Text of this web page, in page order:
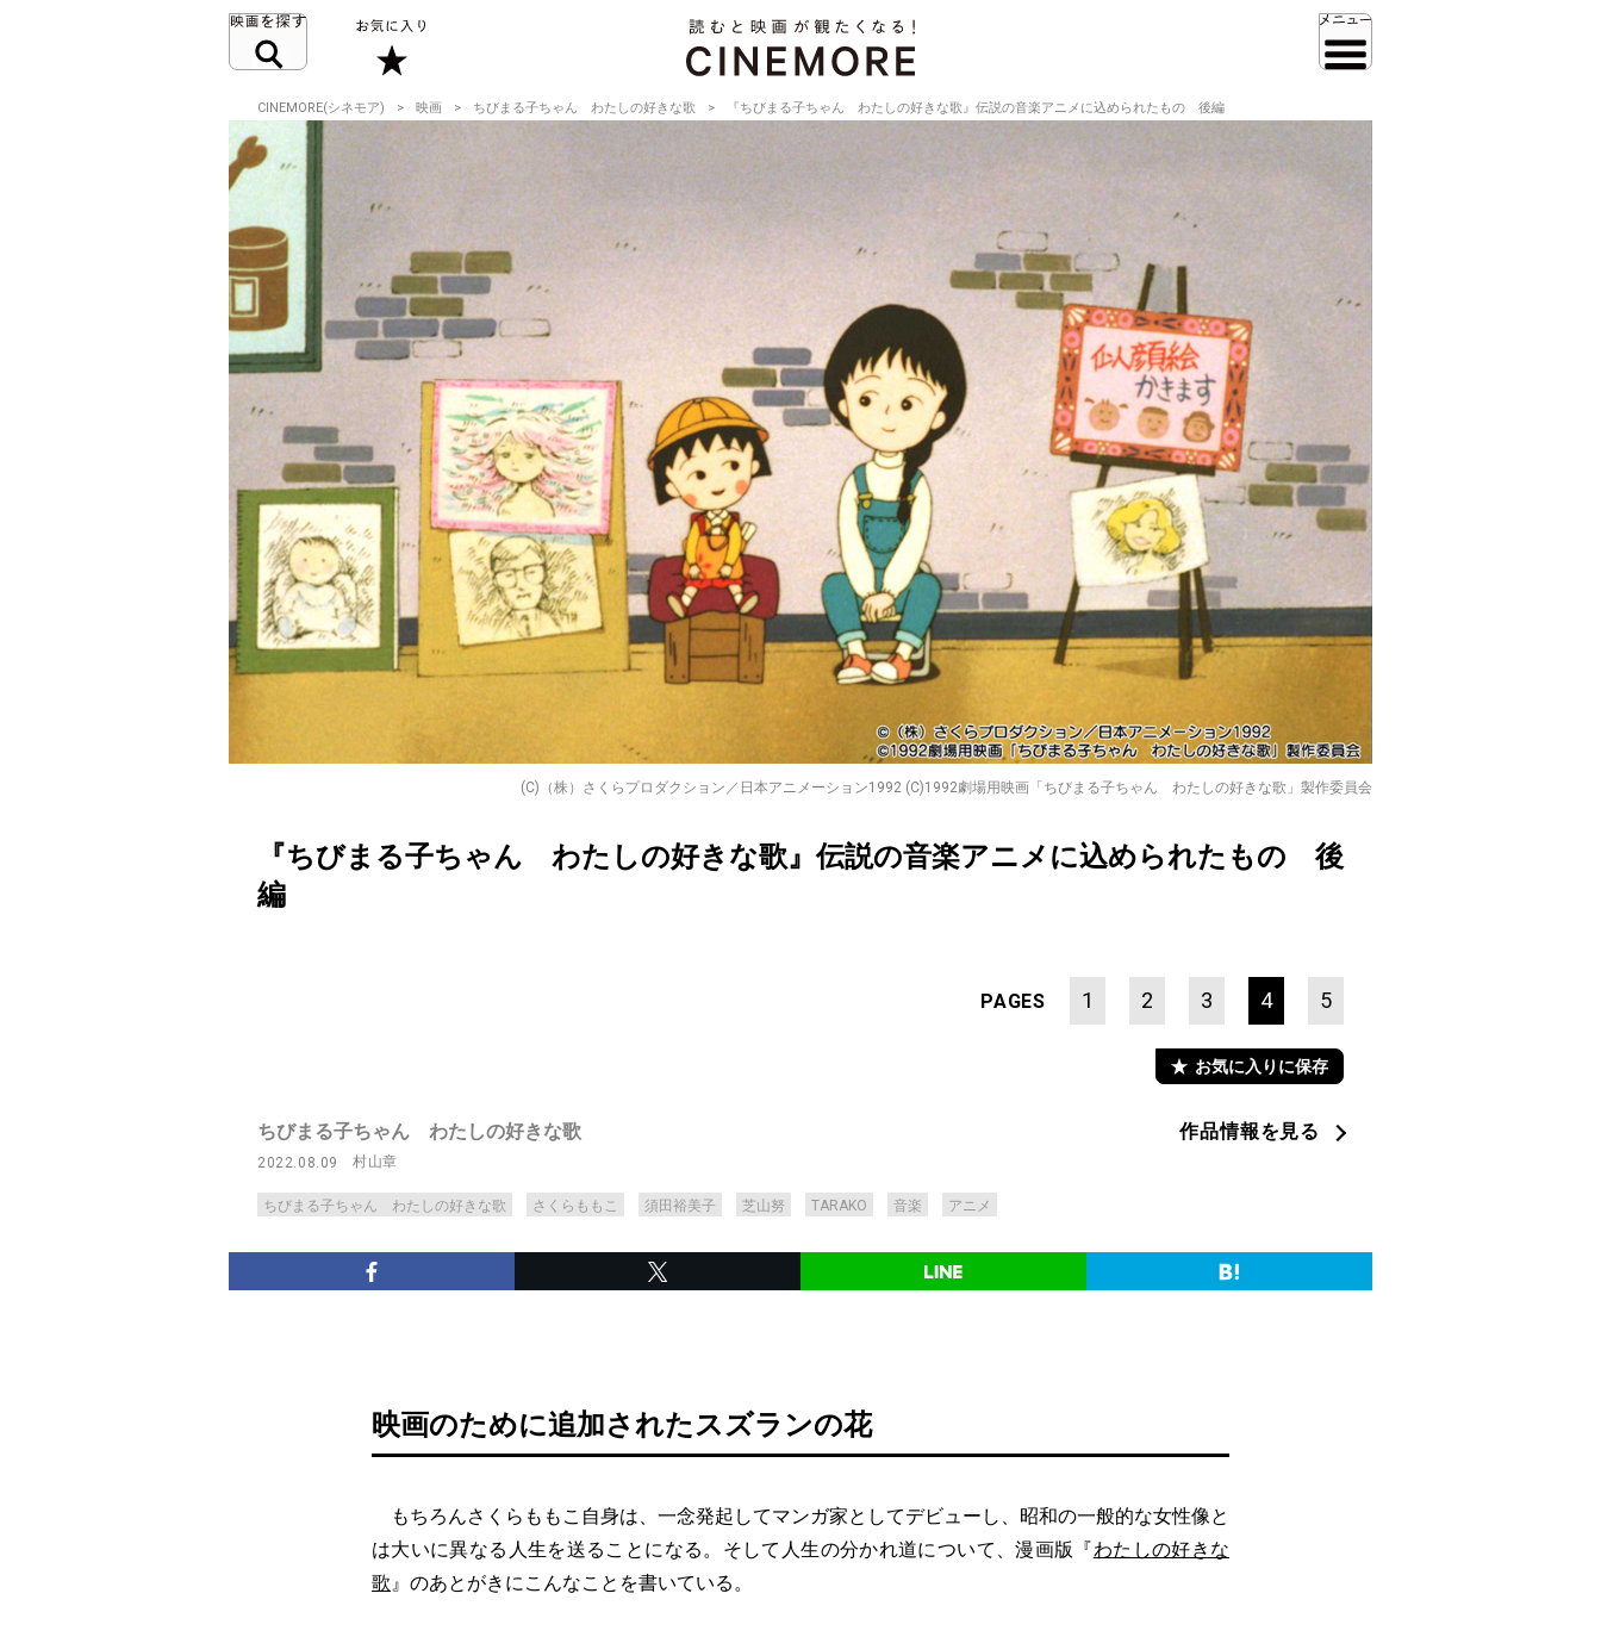
CINEMORE(シネモア) 映画 ちびまる子ちゃん わたしの好きな歌 『ちびまる子ちゃん わたしの好きな歌』伝説の音楽アニメに込められたもの 後編
(C)（株）さくらプロダクション／日本アニメーション1992 (C)1992劇場用映画「ちびまる子ちゃん わたしの好きな歌」製作委員会
『ちびまる子ちゃん わたしの好きな歌』伝説の音楽アニメに込められたもの 後
編
PAGES 1 2 3 4 5
お気に入りに保存
ちびまる子ちゃん わたしの好きな歌
2022.08.09 村山章
ちびまる子ちゃん わたしの好きな歌 さくらももこ 須田裕美子 芝山努 TARAKO 音楽 アニメ
作品情報を見る
映画のために追加されたスズランの花
もちろんさくらももこ自身は、一念発起してマンガ家としてデビューし、昭和の一般的な女性像と
は大いに異なる人生を送ることになる。そして人生の分かれ道について、漫画版『わたしの好きな
歌』のあとがきにこんなことを書いている。